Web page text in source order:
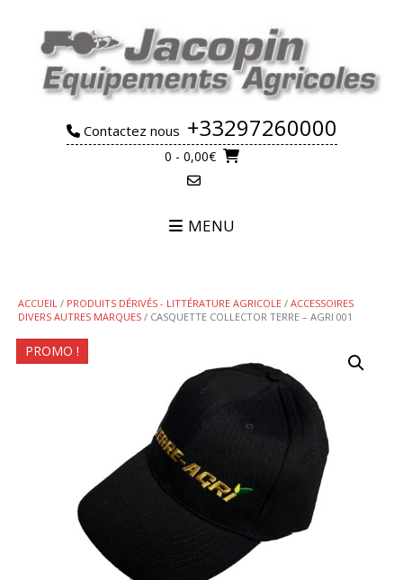
content
Contactez nous +33297260000
0 - 0,00€
MENU
ACCUEIL / PRODUITS DÉRIVÉS - LITTÉRATURE AGRICOLE / ACCESSOIRES
DIVERS AUTRES MARQUES / CASQUETTE COLLECTOR TERRE – AGRI 001
PROMO !